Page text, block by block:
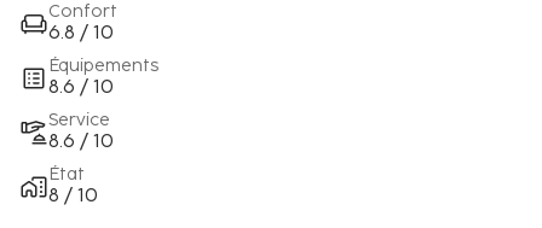
Confort
6.8 / 10
Équipements
8.6 / 10
Service
8.6 / 10
État
8 / 10